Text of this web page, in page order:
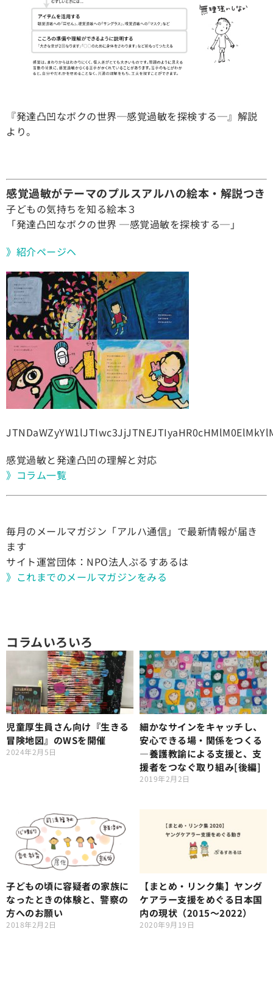
『発達凸凹なボクの世界─感覚過敏を探検する─』解説
より。
感覚過敏がテーマのプルスアルハの絵本・解説つき
子どもの気持ちを知る絵本３
「発達凸凹なボクの世界 ─感覚過敏を探検する─」
》紹介ページヘ
感覚過敏と発達凸凹の理解と対応
》コラム一覧
毎月のメールマガジン「アルハ通信」で最新情報が届き
ます
サイト運営団体：NPO法人ぷるすあるは
》これまでのメールマガジンをみる
コラムいろいろ
児童厚生員さん向け『生きる
冒険地図』のWSを開催
2024年2月5日
細かなサインをキャッチし、
安心できる場・関係をつくる
―養護教諭による支援と、支
援者をつなぐ取り組み[後編]
2019年2月2日
子どもの頃に容疑者の家族に
なったときの体験と、警察の
方へのお願い
2018年2月2日
【まとめ・リンク集】ヤング
ケアラー支援をめぐる日本国
内の現状（2015～2022）
2020年9月19日